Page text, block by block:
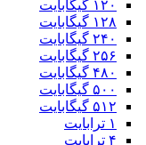
۱۲۰ گیگابایت
۱۲۸ گیگابایت
۲۴۰ گیگابایت
۲۵۶ گیگابایت
۴۸۰ گیگابایت
۵۰۰ گیگابایت
۵۱۲ گیگابایت
۱ ترابایت
۴ ترابایت